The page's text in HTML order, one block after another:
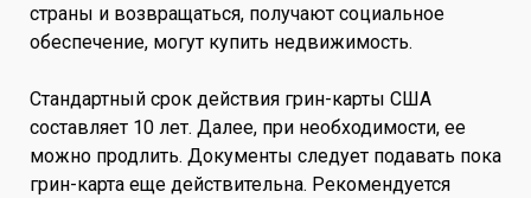
страны и возвращаться, получают социальное
обеспечение, могут купить недвижимость.
Стандартный срок действия грин-карты США
составляет 10 лет. Далее, при необходимости, ее
можно продлить. Документы следует подавать пока
грин-карта еще действительна. Рекомендуется